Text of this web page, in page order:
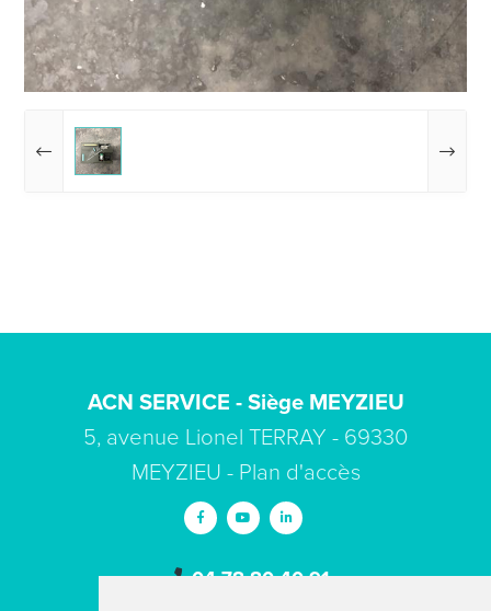
ACN SERVICE - Siège MEYZIEU
5, avenue Lionel TERRAY - 69330
MEYZIEU - Plan d'accès
04 78 80 40 91